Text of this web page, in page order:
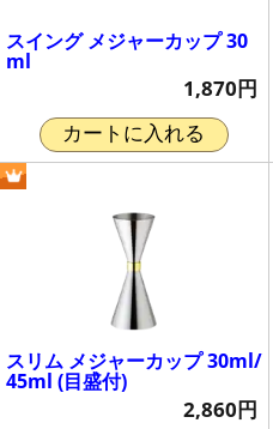
スイング メジャーカップ 30
ml
1,870円
カートに入れる
スリム メジャーカップ 30ml/
45ml (目盛付)
2,860円